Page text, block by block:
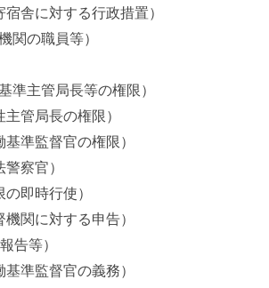
舎に対する行政措置）
関の職員等）
準主管局長等の権限）
管局長の権限）
準監督官の権限）
察官）
即時行使）
関に対する申告）
告等）
準監督官の義務）